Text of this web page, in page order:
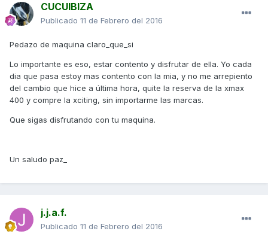
CUCUIBIZA
Publicado 11 de Febrero del 2016
Pedazo de maquina claro_que_si
Lo importante es eso, estar contento y disfrutar de ella. Yo cada
dia que pasa estoy mas contento con la mia, y no me arrepiento
del cambio que hice a última hora, quite la reserva de la xmax
400 y compre la xciting, sin importarme las marcas.
Que sigas disfrutando con tu maquina.
Un saludo paz_
j.j.a.f.
Publicado 11 de Febrero del 2016